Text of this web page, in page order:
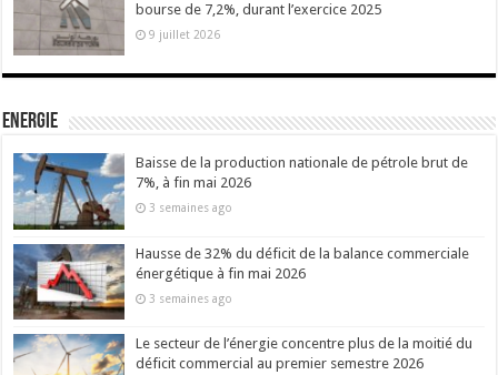
bourse de 7,2%, durant l’exercice 2025
9 juillet 2026
Energie
Baisse de la production nationale de pétrole brut de
7%, à fin mai 2026
3 semaines ago
Hausse de 32% du déficit de la balance commerciale
énergétique à fin mai 2026
3 semaines ago
Le secteur de l’énergie concentre plus de la moitié du
déficit commercial au premier semestre 2026